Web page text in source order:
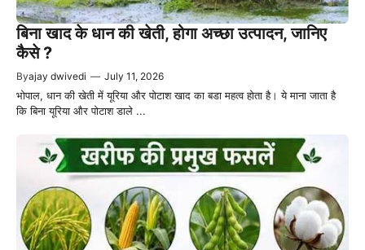
बिना खाद के धान की खेती, होगा अच्छा उत्पादन, जानिए
कैसे ?
Byajay dwivedi — July 11, 2026
भोपाल, धान की खेती में यूरिया और पोटाश खाद का बडा महत्व होता है। ये माना जाता है
कि बिना यूरिया और पोटाश डाले ...